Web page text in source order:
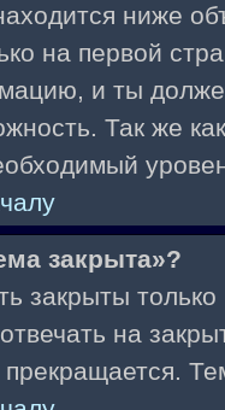
ниже
на первой
и ты
Так же
закрыта»?
закрыты
на
прекращается.